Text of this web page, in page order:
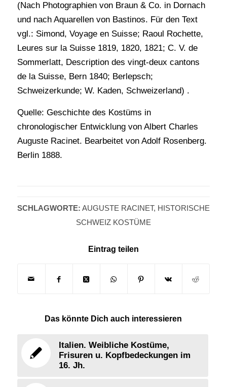
(Nach Photographien von Braun & Co. in Dornach
und nach Aquarellen von Bastinos. Für den Text
vgl.: Simond, Voyage en Suisse; Raoul Rochette,
Leures sur la Suisse 1819, 1820, 1821; C. V. de
Sommerlatt, Description des vingt-deux cantons
de la Suisse, Bern 1840; Berlepsch;
Schweizerkunde; W. Kaden, Schweizerland) .
Quelle: Geschichte des Kostüms in
chronologischer Entwicklung von Albert Charles
Auguste Racinet. Bearbeitet von Adolf Rosenberg.
Berlin 1888.
SCHLAGWORTE: AUGUSTE RACINET, HISTORISCHE
SCHWEIZ KOSTÜME
Eintrag teilen
Das könnte Dich auch interessieren
Italien. Weibliche Kostüme,
Frisuren u. Kopfbedeckungen im
16. Jh.